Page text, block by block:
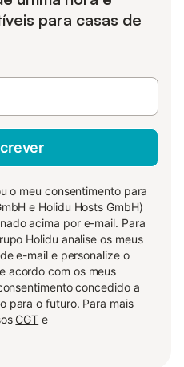
para casas de
o meu consentimento para
e Holidu Hosts GmbH)
acima por e-mail. Para
Holidu analise os meus
e-mail e personalize o
acordo com os meus
concedido a
para o futuro. Para mais
CGT e